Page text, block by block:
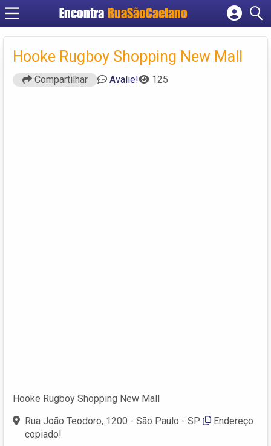
Encontra RuaSãoCaetano
Cadastrar empresa
Criar conta
Hooke Rugboy Shopping New Mall
Compartilhar Avalie! 125
Hooke Rugboy Shopping New Mall
Rua João Teodoro, 1200 - São Paulo - SP
Endereço
copiado!